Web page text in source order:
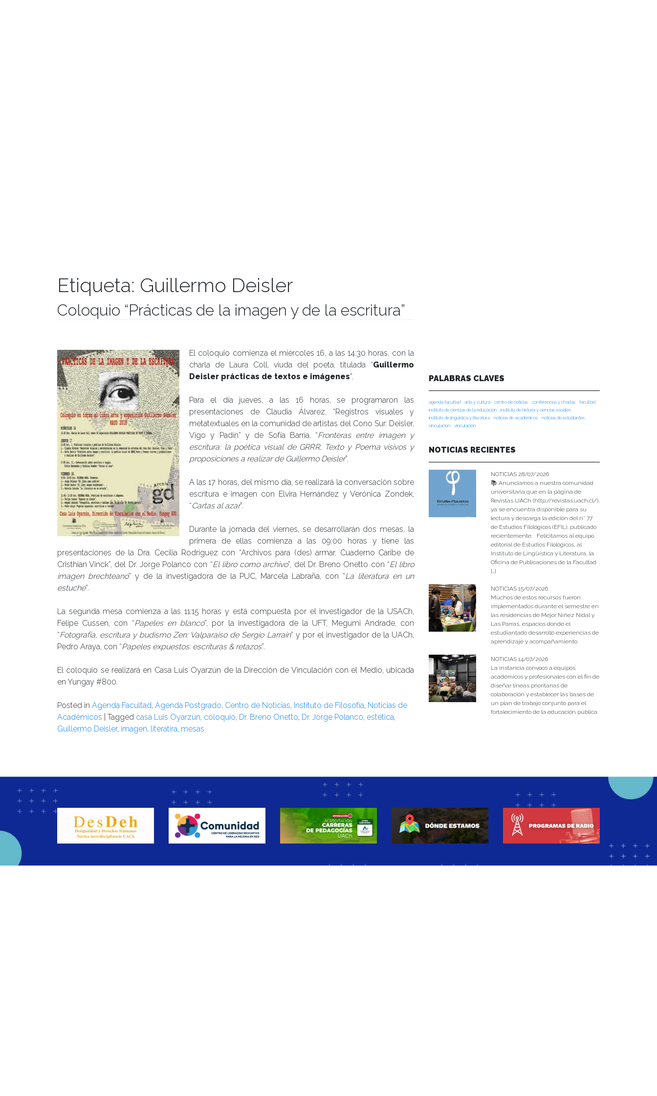
Etiqueta: Guillermo Deisler
Coloquio “Prácticas de la imagen y de la escritura”
El coloquio comienza el miércoles 16, a las 14:30 horas, con la
charla de Laura Coll, viuda del poeta, titulada “Guillermo
Deisler prácticas de textos e imágenes”.
Para el día jueves, a las 16 horas, se programaron las
presentaciones de Claudia Álvarez, “Registros visuales y
metatextuales en la comunidad de artistas del Cono Sur: Deisler,
Vigo y Padín” y de Sofía Barría, “Fronteras entre imagen y
escritura: la poética visual de GRRR, Texto y Poema visivos y
proposiciones a realizar de Guillermo Deisler”.
A las 17 horas, del mismo día, se realizará la conversación sobre
escritura e imagen con Elvira Hernández y Verónica Zondek,
“Cartas al azar”.
Durante la jornada del viernes, se desarrollarán dos mesas, la
primera de ellas comienza a las 09:00 horas y tiene las
presentaciones de la Dra. Cecilia Rodríguez con “Archivos para (des) armar. Cuaderno Caribe de
Cristhian Vinck”, del Dr. Jorge Polanco con “El libro como archivo”, del Dr. Breno Onetto con “El libro
imagen brechteano” y de la investigadora de la PUC, Marcela Labraña, con “La literatura en un
estuche”.
La segunda mesa comienza a las 11:15 horas y está compuesta por el investigador de la USACh,
Felipe Cussen, con “Papeles en blanco”, por la investigadora de la UFT, Megumi Andrade, con
“Fotografía, escritura y budismo Zen: Valparaíso de Sergio Larraín” y por el investigador de la UACh,
Pedro Araya, con “Papeles expuestos: escrituras & retazos”.
El coloquio se realizará en Casa Luis Oyarzún de la Dirección de Vinculación con el Medio, ubicada
en Yungay #800.
Posted in Agenda Facultad, Agenda Postgrado, Centro de Noticias, Instituto de Filosofía, Noticias de
Académicos
Tagged casa Luis Oyarzún, coloquio, Dr. Breno Onetto, Dr. Jorge Polanco, estética,
Guillermo Deisler, imagen, literatira, mesas
PALABRAS CLAVES
agenda facultad arte y cultura centro de noticias conferencias y charlas
facultad
instituto de ciencias de la educación
instituto de historia y ciencias sociales
instituto de lingüística y literatura
noticias de académicos
noticias de estudiantes
vinculacion
vinculación
NOTICIAS RECIENTES
NOTICIAS 28/07/2026
📚 Anunciamos a nuestra comunidad
universitaria que en la página de
Revistas UACh (http://revistas.uach.cl/),
ya se encuentra disponible para su
lectura y descarga la edición del n° 77
de Estudios Filológicos (EFIL), publicado
recientemente. Felicitamos al equipo
editorial de Estudios Filológicos, al
Instituto de Lingüística y Literatura, la
Oficina de Publicaciones de la Facultad
[…]
NOTICIAS 15/07/2026
Muchos de estos recursos fueron
implementados durante el semestre en
las residencias de Mejor Niñez Nidal y
Las Parras, espacios donde el
estudiantado desarrolló experiencias de
aprendizaje y acompañamiento.
NOTICIAS 14/07/2026
La instancia convocó a equipos
académicos y profesionales con el fin de
diseñar líneas prioritarias de
colaboración y establecer las bases de
un plan de trabajo conjunto para el
fortalecimiento de la educación pública.